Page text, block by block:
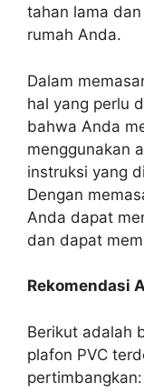
tahan lama
rumah Anda.
Dalam
hal yang perlu
bahwa Anda
menggunakan
instruksi yang
Dengan
Anda dapat
dan dapat
Rekomendasi
Berikut adalah
plafon PVC
pertimbangkan: